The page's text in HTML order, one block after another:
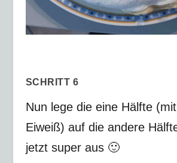
SCHRITT 6
Nun lege die eine Hälfte
Eiweiß) auf die andere
jetzt super aus 🙂